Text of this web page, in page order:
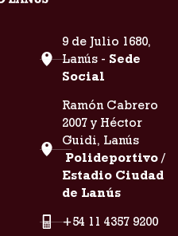
9 de Julio 1680,
Lanús - Sede
Social
Ramón Cabrero
2007 y Héctor
Guidi, Lanús
Polideportivo /
Estadio Ciudad
de Lanús
+54 11 4357 9200